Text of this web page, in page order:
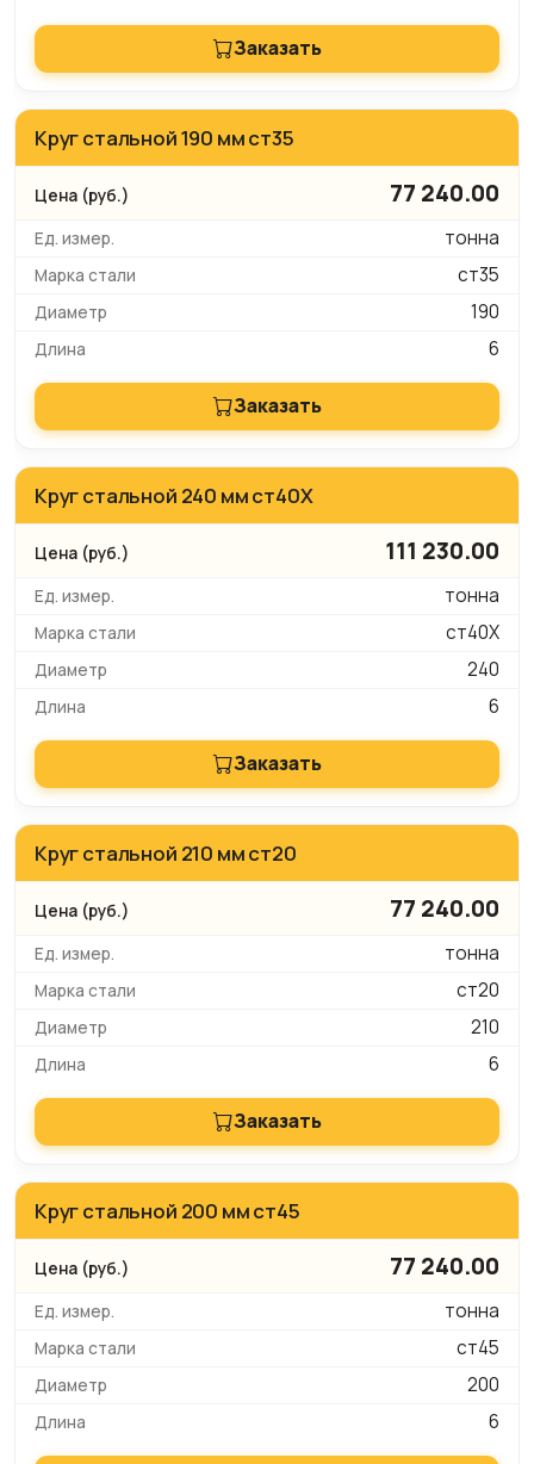
Заказать
Круг стальной 190 мм ст35
77 240.00
тонна
ст35
190
6
Заказать
Круг стальной 240 мм ст40Х
111 230.00
тонна
ст40Х
240
6
Заказать
Круг стальной 210 мм ст20
77 240.00
тонна
ст20
210
6
Заказать
Круг стальной 200 мм ст45
77 240.00
тонна
ст45
200
6